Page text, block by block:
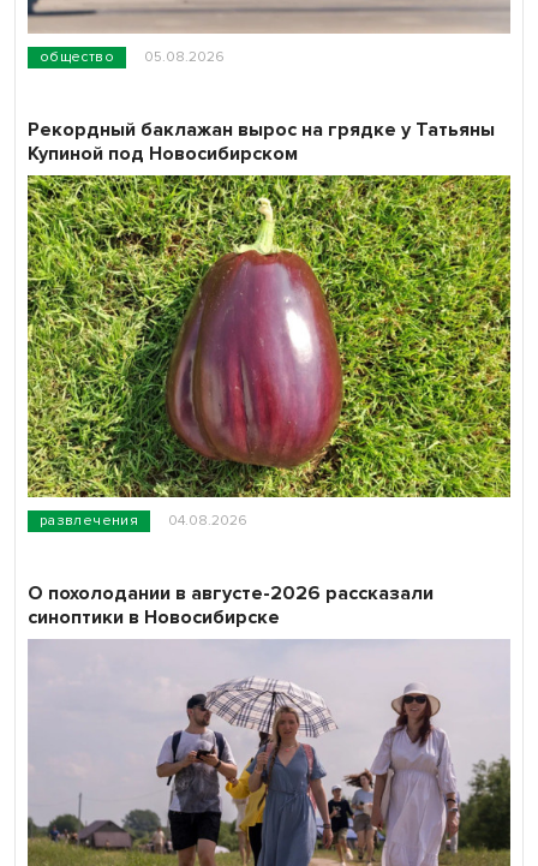
общество 05.08.2026
развлечения 04.08.2026
Рекордный баклажан вырос на грядке у Татьяны
Купиной под Новосибирском
О похолодании в августе-2026 рассказали
синоптики в Новосибирске